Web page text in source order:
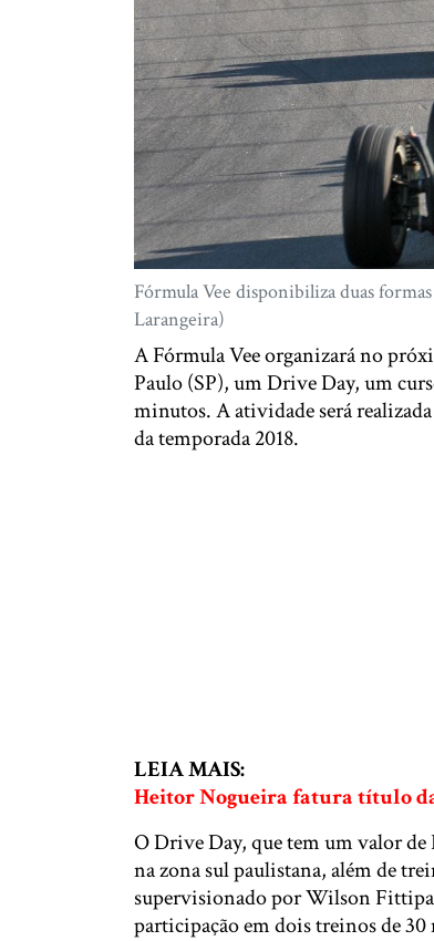
Fórmula Vee disponibiliza duas
Larangeira)
A Fórmula Vee organizará no
Paulo (SP), um Drive Day, um
minutos. A atividade será
da temporada 2018.
LEIA MAIS:
Heitor Nogueira fatura título
O Drive Day, que tem um valor
na zona sul paulistana, além de
supervisionado por Wilson
participação em dois treinos de 30